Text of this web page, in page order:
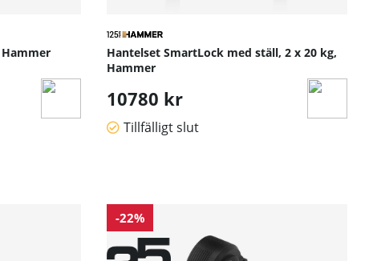
kan träna tillsammans med deras kompetenta
länkar.
Hantelset SmartLock med ställ, 2 x 20 kg,
Hammer
10780 kr
Tillfälligt slut
-22%